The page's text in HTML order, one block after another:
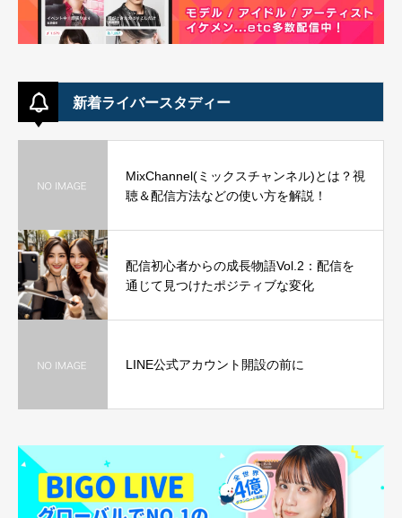
新着ライバースタディー
MixChannel(ミックスチャンネル)とは？視
聴＆配信方法などの使い方を解説！
配信初心者からの成長物語Vol.2：配信を
通じて見つけたポジティブな変化
LINE公式アカウント開設の前に